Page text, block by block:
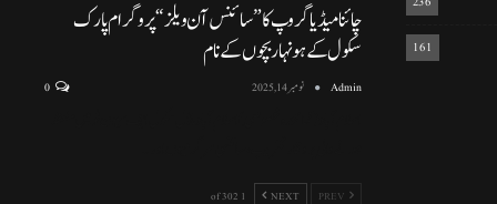
161
چائنا میڈیا گروپ کا ”سائنس آن ویلز“ پروگرام پارک
سکول کے ہونہار بچوں کے نام
Admin نومبر 14, 2025 0
NEXT
1 of 302